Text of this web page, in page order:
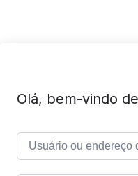
Olá, bem-vindo